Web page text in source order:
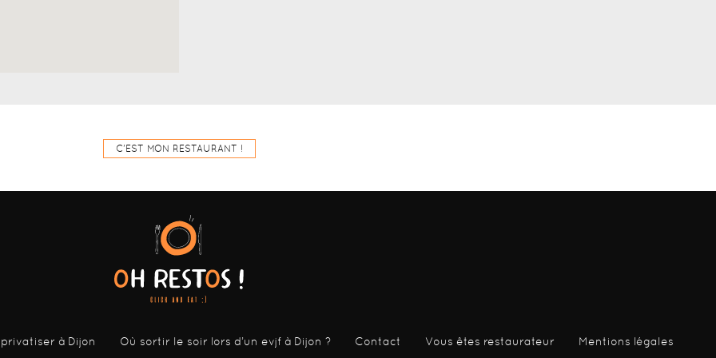
C'EST MON RESTAURANT !
à Dijon Où sortir le soir lors d’un evjf à Dijon ? Contact Vous êtes restaurateur Mentions légales